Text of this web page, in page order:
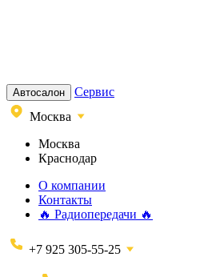
Автосалон
Сервис
Москва
Москва
Краснодар
О компании
Контакты
🔥 Радиопередачи 🔥
+7 925 305-55-25